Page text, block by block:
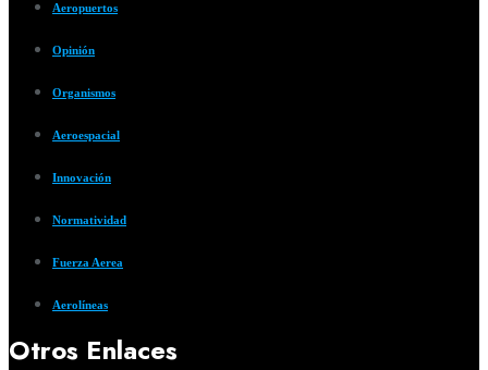
Aeropuertos
Opinión
Organismos
Aeroespacial
Innovación
Normatividad
Fuerza Aerea
Aerolíneas
Otros Enlaces